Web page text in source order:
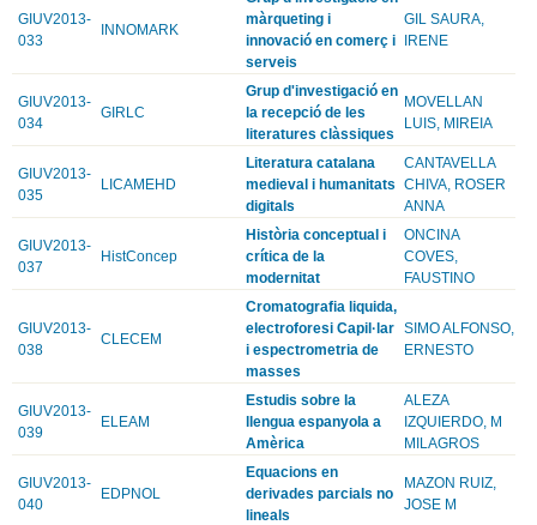
GIUV2013-
033
INNOMARK
màrqueting i
innovació en comerç i
serveis
GIL SAURA,
IRENE
GIUV2013-
034
GIRLC
Grup d'investigació en
la recepció de les
literatures clàssiques
MOVELLAN
LUIS, MIREIA
GIUV2013-
035
LICAMEHD
Literatura catalana
medieval i humanitats
digitals
CANTAVELLA
CHIVA, ROSER
ANNA
GIUV2013-
037
HistConcep
Història conceptual i
crítica de la
modernitat
ONCINA
COVES,
FAUSTINO
GIUV2013-
038
CLECEM
Cromatografia liquida,
electroforesi Capil·lar
i espectrometria de
masses
SIMO ALFONSO,
ERNESTO
GIUV2013-
039
ELEAM
Estudis sobre la
llengua espanyola a
Amèrica
ALEZA
IZQUIERDO, M
MILAGROS
GIUV2013-
040
EDPNOL
Equacions en
derivades parcials no
lineals
MAZON RUIZ,
JOSE M